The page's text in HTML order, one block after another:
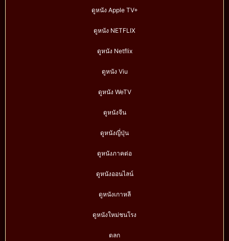
ดูหนัง Apple TV+
ดูหนัง NETFLIX
ดูหนัง Netflix
ดูหนัง Viu
ดูหนัง WeTV
ดูหนังจีน
ดูหนังญี่ปุ่น
ดูหนังภาคต่อ
ดูหนังออนไลน์
ดูหนังเกาหลี
ดูหนังใหม่ชนโรง
ตลก